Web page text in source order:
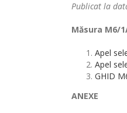
Publicat la
Măsura M6/
Apel
Apel
GHID
ANEXE